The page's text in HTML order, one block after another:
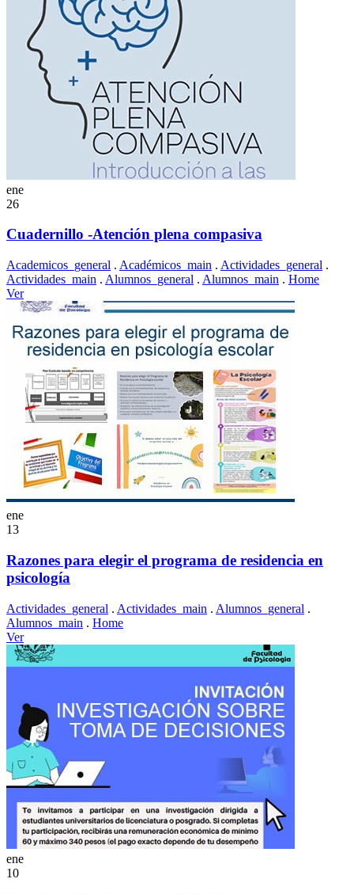
ene
26
Cuadernillo -Atención plena compasiva
Academicos_general . Académicos_main . Actividades_general .
Actividades_main . Alumnos_general . Alumnos_main . Home
Ver
ene
13
Razones para elegir el programa de residencia en
psicología
Actividades_general . Actividades_main . Alumnos_general .
Alumnos_main . Home
Ver
ene
10